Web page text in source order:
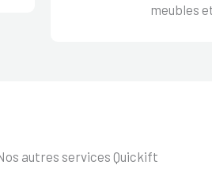
meubles
autres services Quickift